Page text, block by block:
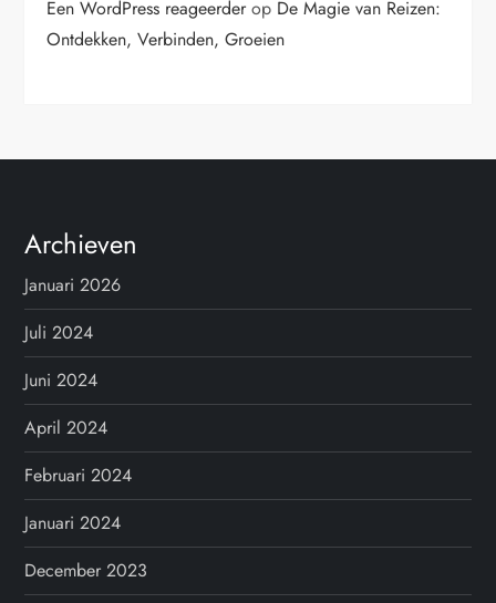
Een WordPress reageerderop De Magie van Reizen:
Ontdekken, Verbinden, Groeien
Archieven
Januari 2026
Juli 2024
Juni 2024
April 2024
Februari 2024
Januari 2024
December 2023